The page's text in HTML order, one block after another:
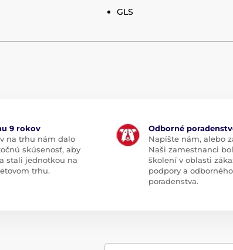
GLS
9 rokov
na trhu nám dalo
skúsenosť, aby
stali jednotkou na
trhu.
Odborné
Napíšte nám, alebo
Naši zamestnanci
školení v oblasti
podpory a odborného
poradenstva.